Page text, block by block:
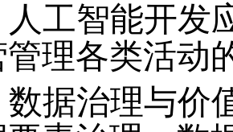
人工智能开发
理各类活动
数据治理与价